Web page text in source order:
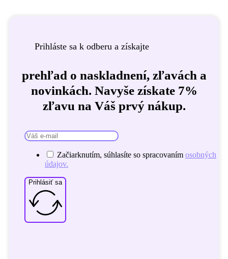
Prihláste sa k odberu a získajte
prehľad o naskladnení, zľavách a
novinkách. Navyše získate 7%
zľavu na Váš prvý nákup.
Začiarknutím, súhlasíte so spracovaním osobných
údajov.
Prihlásiť sa